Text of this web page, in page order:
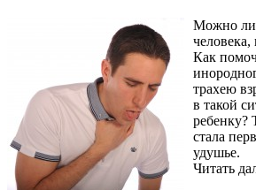
Можно ли
Как
трахею
в такой
ребенку?
стала
удушье.
Читать